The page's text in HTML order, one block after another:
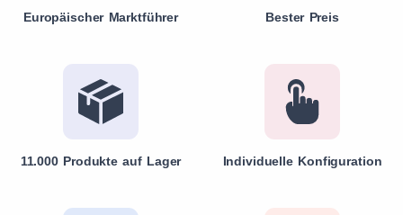
Europäischer Marktführer Bester Preis
11.000 Produkte auf Lager Individuelle Konfiguration